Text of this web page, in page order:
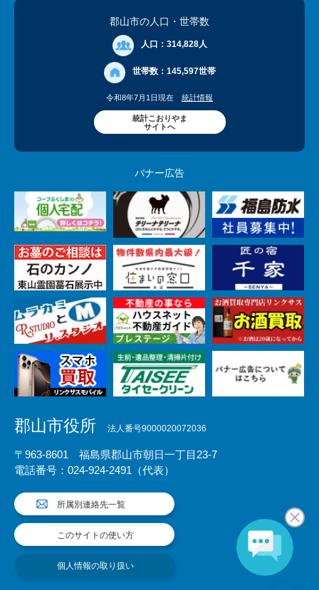
郡山市の人口 ・世帯数
人口： 314,828人
世帯数： 145,597世帯
令和8年7月1日現在 統計情報
統計こおりやま
サイトへ
バナー広告
郡山市役所 法人番号9000020072036
〒963-8601 福島県郡山市朝日一丁目23-7
電話番号：024-924-2491（代表）
所属別連絡先一覧
このサイトの使い方
個人情報の取り扱い